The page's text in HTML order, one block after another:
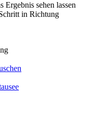
Ergebnis sehen lassen
in Richtung